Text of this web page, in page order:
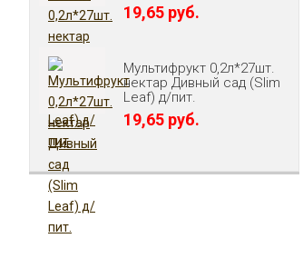
19,65 руб.
Мультифрукт 0,2л*27шт.
нектар Дивный сад (Slim
Leaf) д/пит.
19,65 руб.